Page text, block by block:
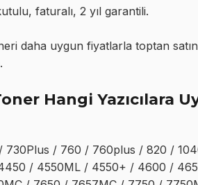
faturalı, 2 yıl garantili.
daha uygun fiyatlarla toptan
Hangi Yazıcılara
/ 760 / 760plus / 820 /
/ 4550ML / 4550+ / 4600 /